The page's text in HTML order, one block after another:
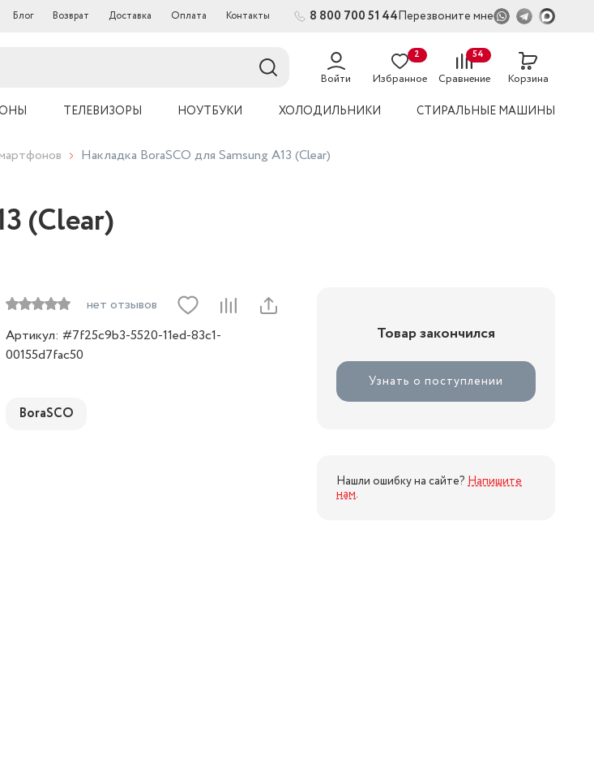
Блог Возврат Доставка Оплата Контакты 8 800 700 51 44Перезвоните мне
Войти Избранное
2
Сравнение
54
Корзина
ТЕЛЕВИЗОРЫ НОУТБУКИ ХОЛОДИЛЬНИКИ СТИРАЛЬНЫЕ МАШИНЫ
Накладка BoraSCO для Samsung A13 (Clear)
(Clear)
нет отзывов
Артикул: #7f25c9b3-5520-11ed-83c1-
00155d7fac50
BoraSCO
Товар закончился
Узнать о поступлении
Нашли ошибку на сайте? Напишите
нам.